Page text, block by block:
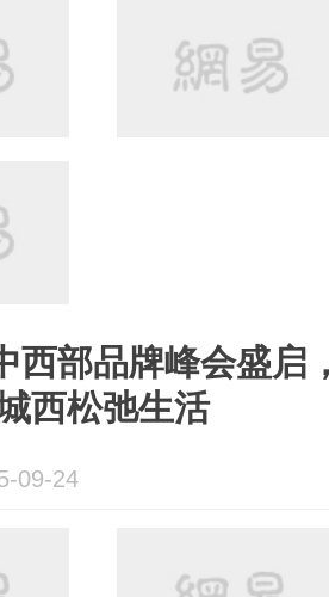
西部品牌峰会盛启
西松弛生活
09-24